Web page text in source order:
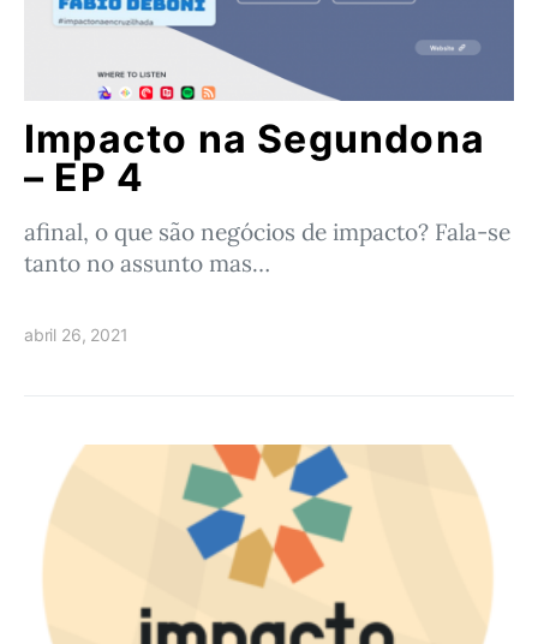
Impacto na Segundona
– EP 4
afinal, o que são negócios de impacto? Fala-se
tanto no assunto mas…
abril 26, 2021